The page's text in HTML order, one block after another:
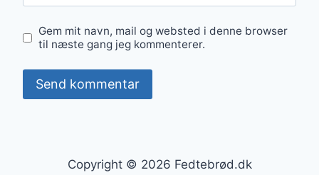
Gem mit navn, mail og websted i denne browser
til næste gang jeg kommenterer.
Copyright © 2026 Fedtebrød.dk